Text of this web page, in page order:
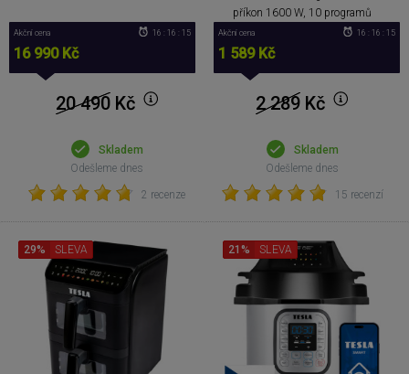
Akční cena
16 990 Kč
16 : 16 : 14
20 490Kč
Skladem
Odešleme dnes
2 recenze
příkon 1600 W, 10 programů
Akční cena
1 589 Kč
16 : 16 : 14
2 289 Kč
Skladem
Odešleme dnes
15 recenzí
29% SLEVA 21% SLEVA